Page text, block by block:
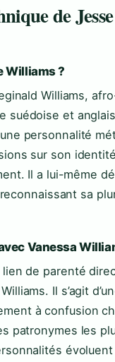
de Jesse
Williams ?
Williams,
suédoise et
personnalité
sur son
Il a lui-même
sa
Vanessa
lien de parenté
Il s’agit
à confusion
patronymes les